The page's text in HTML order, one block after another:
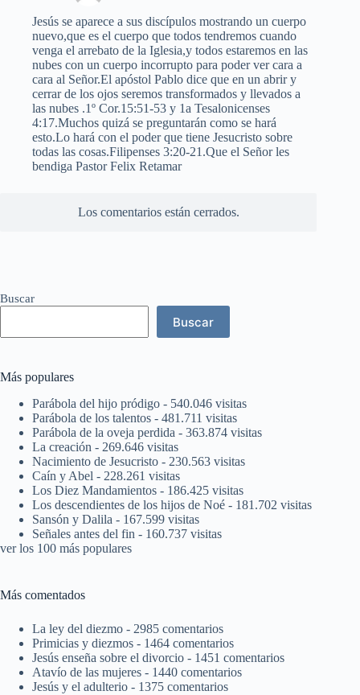
Jesús se aparece a sus discípulos mostrando un cuerpo
nuevo,que es el cuerpo que todos tendremos cuando
venga el arrebato de la Iglesia,y todos estaremos en las
nubes con un cuerpo incorrupto para poder ver cara a
cara al Señor.El apóstol Pablo dice que en un abrir y
cerrar de los ojos seremos transformados y llevados a
las nubes .1º Cor.15:51-53 y 1a Tesalonicenses
4:17.Muchos quizá se preguntarán como se hará
esto.Lo hará con el poder que tiene Jesucristo sobre
todas las cosas.Filipenses 3:20-21.Que el Señor les
bendiga Pastor Felix Retamar
Los comentarios están cerrados.
Buscar
Buscar
Más populares
Parábola del hijo pródigo - 540.046 visitas
Parábola de los talentos - 481.711 visitas
Parábola de la oveja perdida - 363.874 visitas
La creación - 269.646 visitas
Nacimiento de Jesucristo - 230.563 visitas
Caín y Abel - 228.261 visitas
Los Diez Mandamientos - 186.425 visitas
Los descendientes de los hijos de Noé - 181.702 visitas
Sansón y Dalila - 167.599 visitas
Señales antes del fin - 160.737 visitas
ver los 100 más populares
Más comentados
La ley del diezmo - 2985 comentarios
Primicias y diezmos - 1464 comentarios
Jesús enseña sobre el divorcio - 1451 comentarios
Atavío de las mujeres - 1440 comentarios
Jesús y el adulterio - 1375 comentarios